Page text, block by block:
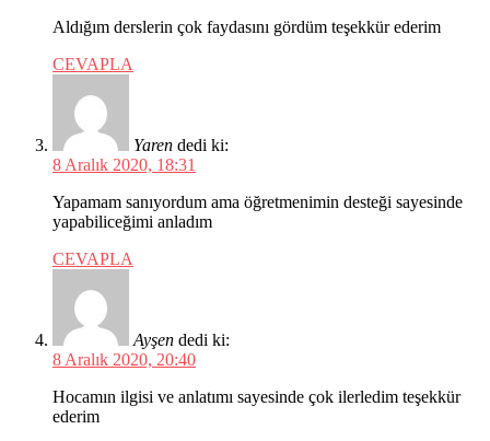
Aldığım derslerin çok faydasını gördüm teşekkür ederim
CEVAPLA
Yaren dedi ki:
8 Aralık 2020, 18:31
Yapamam sanıyordum ama öğretmenimin desteği sayesinde
yapabiliceğimi anladım
CEVAPLA
Ayşen dedi ki:
8 Aralık 2020, 20:40
Hocamın ilgisi ve anlatımı sayesinde çok ilerledim teşekkür
ederim